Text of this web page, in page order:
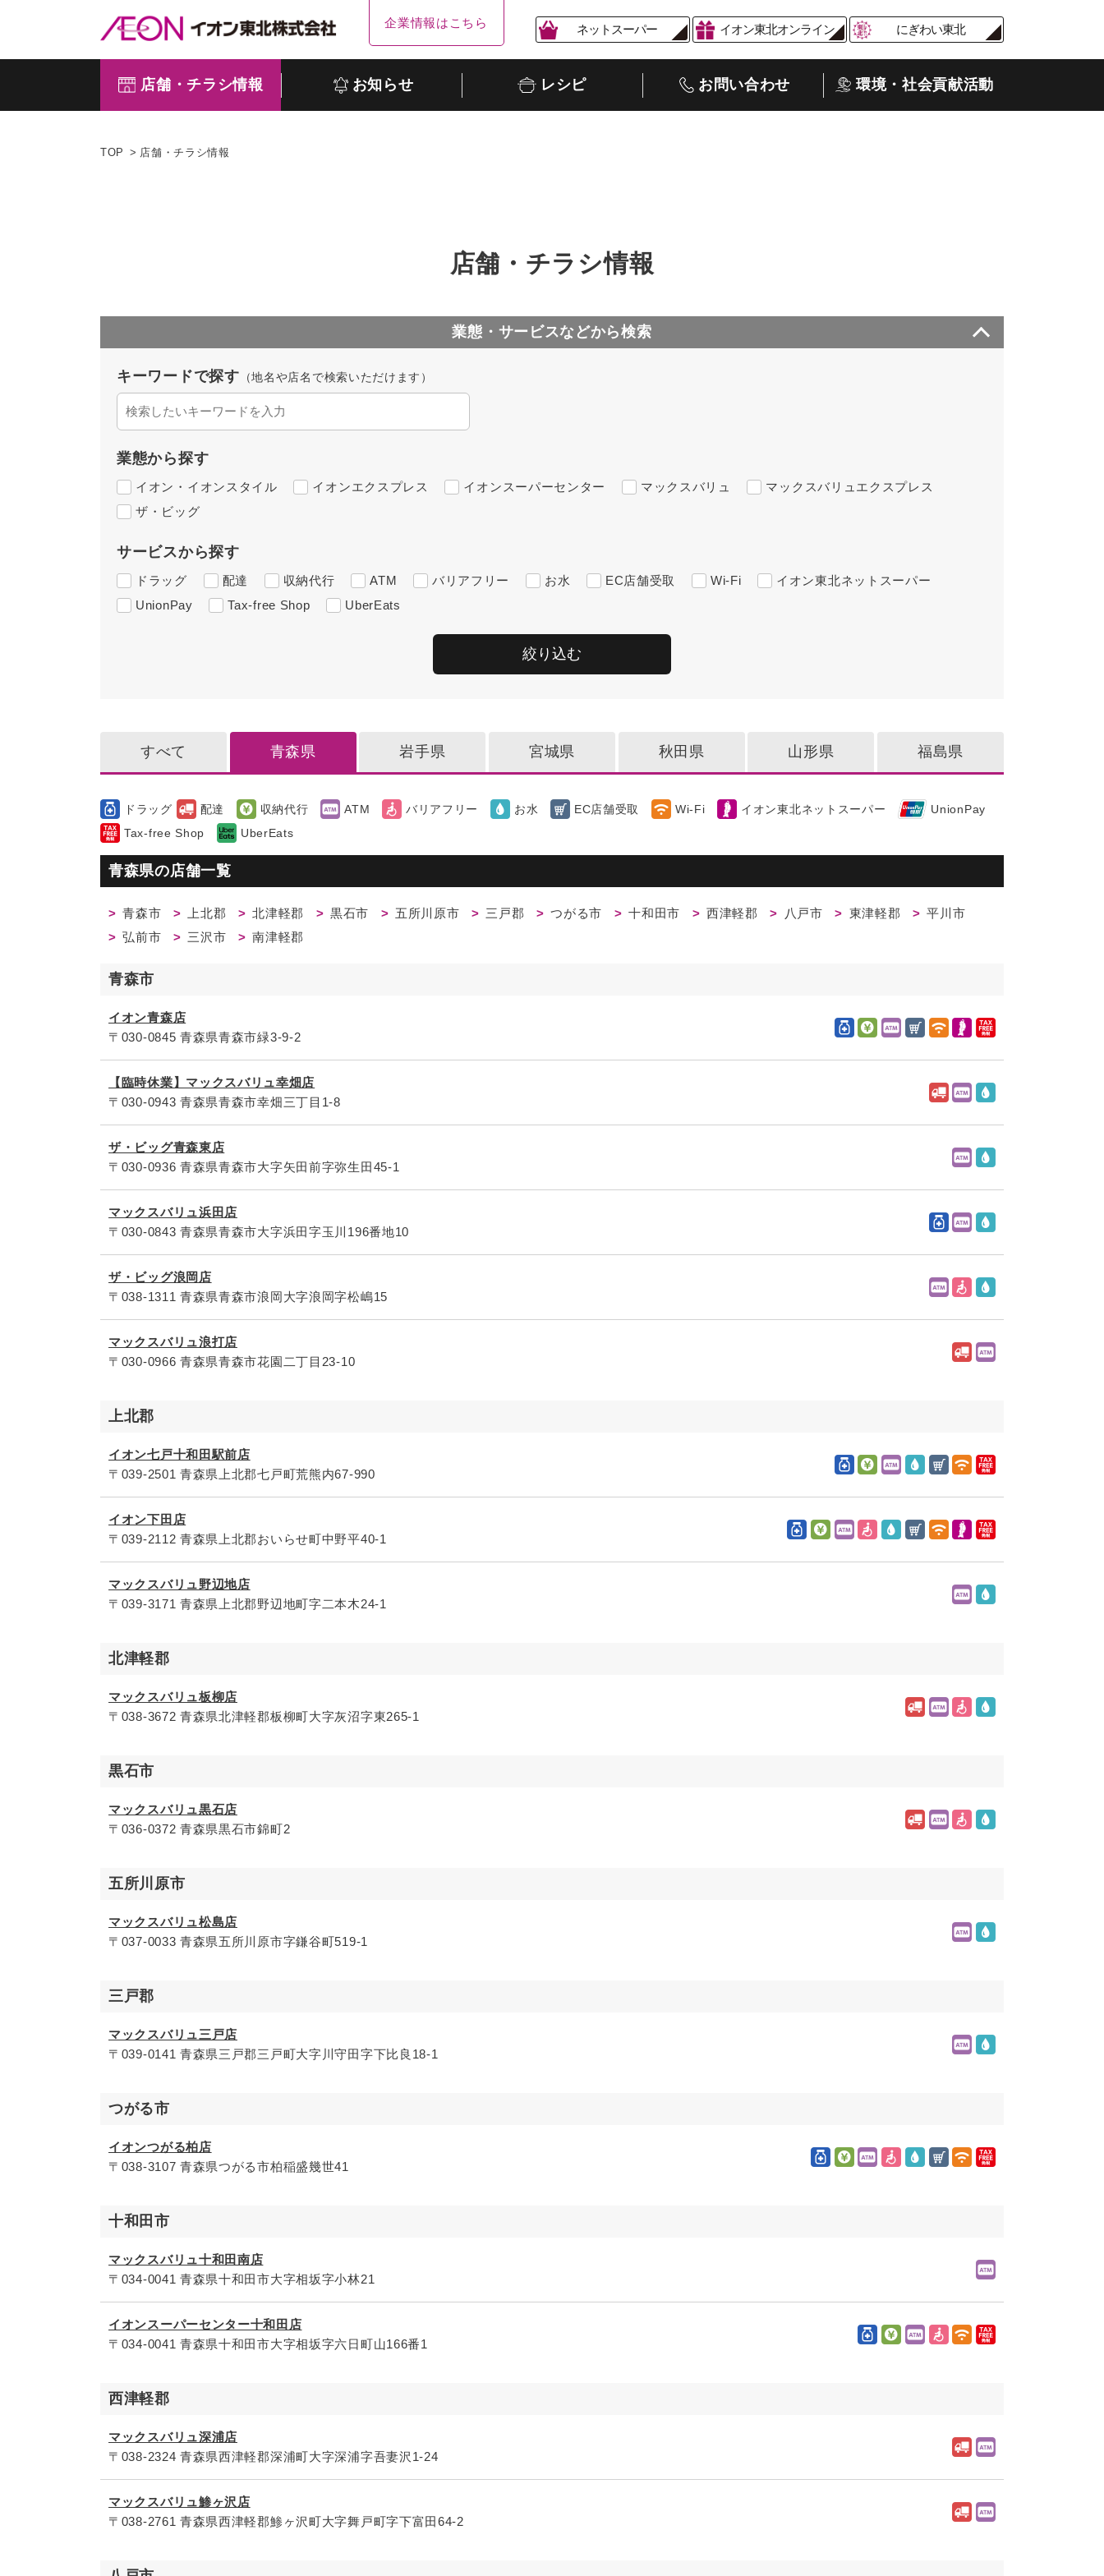
企業情報はこちら ネットスーパー イオン東北オンライン にぎわい東北
店舗・チラシ情報 お知らせ レシピ お問い合わせ 環境・社会貢献活動
TOP 店舗・チラシ情報
店舗・チラシ情報
業態・サービスなどから検索
キーワードで探す （地名や店名で検索いただけます）
業態から探す
イオン・イオンスタイル イオンエクスプレス イオンスーパーセンター マックスバリュ
マックスバリュエクスプレス
ザ・ビッグ
サービスから探す
ドラッグ 配達 収納代行 ATM バリアフリー お水 EC店舗受取 Wi-Fi
イオン東北ネットスーパー
UnionPay
Tax-free Shop UberEats
すべて 青森県 岩手県 宮城県 秋田県 山形県 福島県
ドラッグ 配達 収納代行 ATM バリアフリー お水 EC店舗受取 Wi-Fi イオン東北ネットスーパー
UnionPay
Tax-free Shop
UberEats
青森県の店舗一覧
青森市 上北郡 北津軽郡 黒石市 五所川原市 三戸郡 つがる市 十和田市 西津軽郡 八戸市 東津軽郡
平川市
弘前市
三沢市 南津軽郡
青森市
イオン青森店
〒030-0845 青森県青森市緑3-9-2
【臨時休業】マックスバリュ幸畑店
〒030-0943 青森県青森市幸畑三丁目1-8
ザ・ビッグ青森東店
〒030-0936 青森県青森市大字矢田前字弥生田45-1
マックスバリュ浜田店
〒030-0843 青森県青森市大字浜田字玉川196番地10
ザ・ビッグ浪岡店
〒038-1311 青森県青森市浪岡大字浪岡字松嶋15
マックスバリュ浪打店
〒030-0966 青森県青森市花園二丁目23-10
上北郡
イオン七戸十和田駅前店
〒039-2501 青森県上北郡七戸町荒熊内67-990
イオン下田店
〒039-2112 青森県上北郡おいらせ町中野平40-1
マックスバリュ野辺地店
〒039-3171 青森県上北郡野辺地町字二本木24-1
北津軽郡
マックスバリュ板柳店
〒038-3672 青森県北津軽郡板柳町大字灰沼字東265-1
黒石市
マックスバリュ黒石店
〒036-0372 青森県黒石市錦町2
五所川原市
マックスバリュ松島店
〒037-0033 青森県五所川原市字鎌谷町519-1
三戸郡
マックスバリュ三戸店
〒039-0141 青森県三戸郡三戸町大字川守田字下比良18-1
つがる市
イオンつがる柏店
〒038-3107 青森県つがる市柏稲盛幾世41
十和田市
マックスバリュ十和田南店
〒034-0041 青森県十和田市大字相坂字小林21
イオンスーパーセンター十和田店
〒034-0041 青森県十和田市大字相坂字六日町山166番1
西津軽郡
マックスバリュ深浦店
〒038-2324 青森県西津軽郡深浦町大字深浦字吾妻沢1-24
マックスバリュ鯵ヶ沢店
〒038-2761 青森県西津軽郡鯵ヶ沢町大字舞戸町字下富田64-2